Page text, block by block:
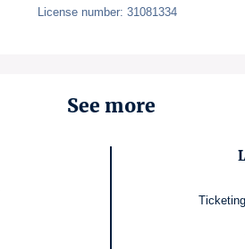
License number: 31081334
See more